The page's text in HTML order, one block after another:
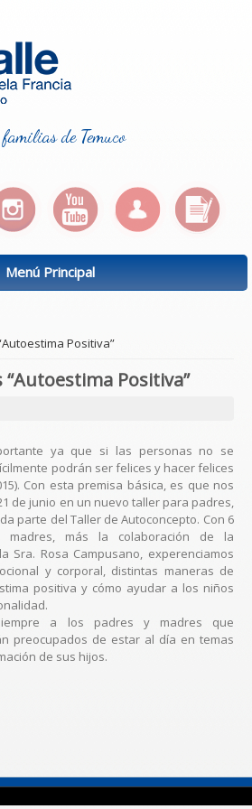
de Temuco
Menú Principal
Positiva”
Positiva”
ya que si las personas no se
podrán ser felices y hacer felices
Con esta premisa básica, es que nos
de junio en un nuevo taller para padres,
parte del Taller de Autoconcepto. Con 6
madres, más la colaboración de la
Sra. Rosa Campusano, experenciamos
y corporal, distintas maneras de
positiva y cómo ayudar a los niños
a los padres y madres que
preocupados de estar al día en temas
de sus hijos.